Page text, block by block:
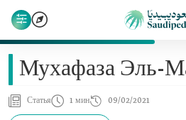
Мухафаза Эль-
Статья 1 мин 09/02/2021